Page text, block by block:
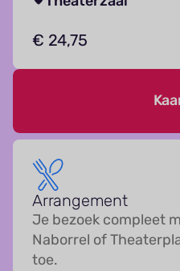
€ 24,75
Arrangement
Je bezoek compleet
Naborrel of
toe.